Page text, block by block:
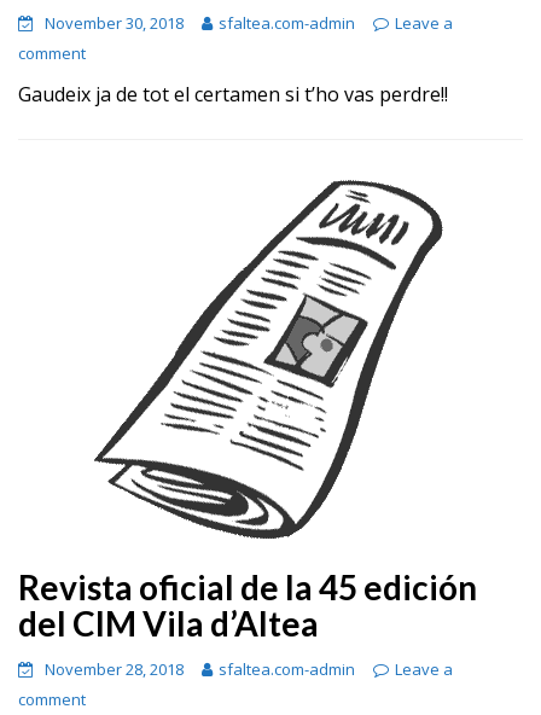
November 30, 2018 sfaltea.com-admin
Leave a
comment
Gaudeix ja de tot el certamen si t’ho vas perdre!!
Revista oficial de la 45 edición
del CIM Vila d’Altea
November 28, 2018 sfaltea.com-admin
Leave a
comment